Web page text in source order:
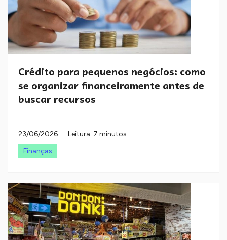
Crédito para pequenos negócios: como
se organizar financeiramente antes de
buscar recursos
23/06/2026
Leitura: 7 minutos
Finanças